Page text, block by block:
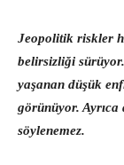
Jeopolitik riskler
belirsizliği
yaşanan düşük
görünüyor.
söylenemez.